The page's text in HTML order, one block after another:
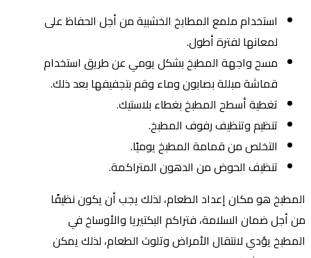
استخدام ملمع المطابخ الخشبية من أجل الحفاظ على
لمعانها لفترة أطول.
مسح واجهة المطبخ بشكل يومي عن طريق استخدام
قماشة مبللة بصابون وماء وقم بتجفيفها بعد ذلك.
تغطية أسطح المطبخ بغطاء بلاستيك.
تنظيم وتنظيف رفوف المطبخ.
التخلص من قمامة المطبخ يوميًا.
تنظيف الحوض من الدهون المتراكمة.
المطبخ هو مكان إعداد الطعام، لذلك يجب أن يكون نظيفًا
من أجل ضمان السلامة، فتراكم البكتيريا والأوساخ في
المطبخ يؤدي لانتقال الأمراض وتلوث الطعام، لذلك يمكن